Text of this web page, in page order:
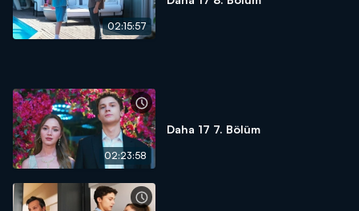
02:15:57
02:23:58
Daha 17 7. Bölüm